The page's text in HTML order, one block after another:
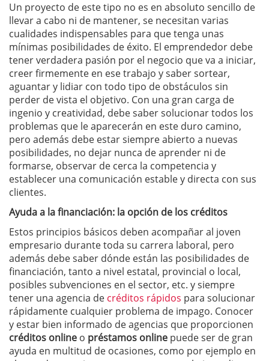
Un proyecto de este tipo no es en absoluto sencillo de
llevar a cabo ni de mantener, se necesitan varias
cualidades indispensables para que tenga unas
mínimas posibilidades de éxito. El emprendedor debe
tener verdadera pasión por el negocio que va a iniciar,
creer firmemente en ese trabajo y saber sortear,
aguantar y lidiar con todo tipo de obstáculos sin
perder de vista el objetivo. Con una gran carga de
ingenio y creatividad, debe saber solucionar todos los
problemas que le aparecerán en este duro camino,
pero además debe estar siempre abierto a nuevas
posibilidades, no dejar nunca de aprender ni de
formarse, observar de cerca la competencia y
establecer una comunicación estable y directa con sus
clientes.
Ayuda a la financiación: la opción de los créditos
Estos principios básicos deben acompañar al joven
empresario durante toda su carrera laboral, pero
además debe saber dónde están las posibilidades de
financiación, tanto a nivel estatal, provincial o local,
posibles subvenciones en el sector, etc. y siempre
tener una agencia de créditos rápidos para solucionar
rápidamente cualquier problema de impago. Conocer
y estar bien informado de agencias que proporcionen
créditos online o préstamos online puede ser de gran
ayuda en multitud de ocasiones, como por ejemplo en